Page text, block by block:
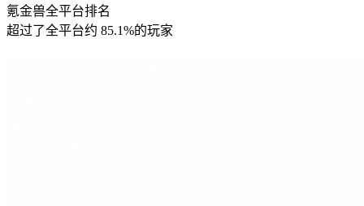
氪金兽全平台排名
超过了全平台约 85.1%的玩家